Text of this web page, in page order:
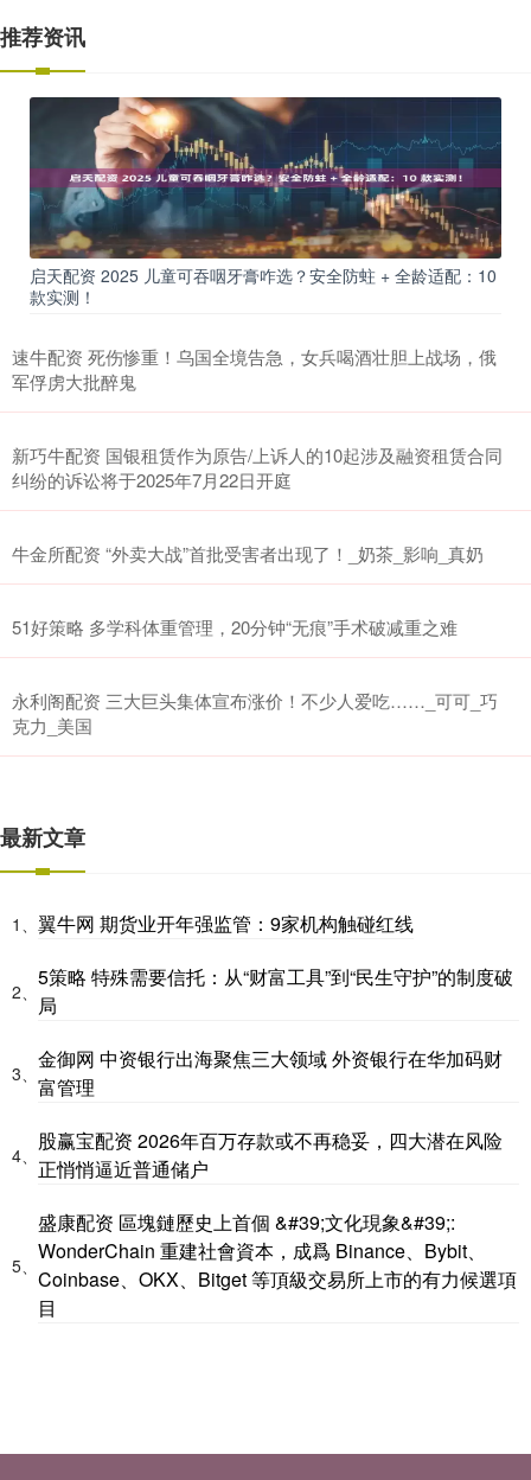
推荐资讯
启天配资 2025 儿童可吞咽牙膏咋选？安全防蛀 + 全龄适配：10
款实测！
速牛配资 死伤惨重！乌国全境告急，女兵喝酒壮胆上战场，俄
军俘虏大批醉鬼
新巧牛配资 国银租赁作为原告/上诉人的10起涉及融资租赁合同
纠纷的诉讼将于2025年7月22日开庭
牛金所配资 “外卖大战”首批受害者出现了！_奶茶_影响_真奶
51好策略 多学科体重管理，20分钟“无痕”手术破减重之难
永利阁配资 三大巨头集体宣布涨价！不少人爱吃……_可可_巧
克力_美国
最新文章
1、 翼牛网 期货业开年强监管：9家机构触碰红线
2、
5策略 特殊需要信托：从“财富工具”到“民生守护”的制度破
局
3、
金御网 中资银行出海聚焦三大领域 外资银行在华加码财
富管理
4、
股赢宝配资 2026年百万存款或不再稳妥，四大潜在风险
正悄悄逼近普通储户
5、
盛康配资 區塊鏈歷史上首個 &#39;文化現象&#39;:
WonderChain 重建社會資本，成爲 Binance、Bybit、
Coinbase、OKX、Bitget 等頂級交易所上市的有力候選項
目